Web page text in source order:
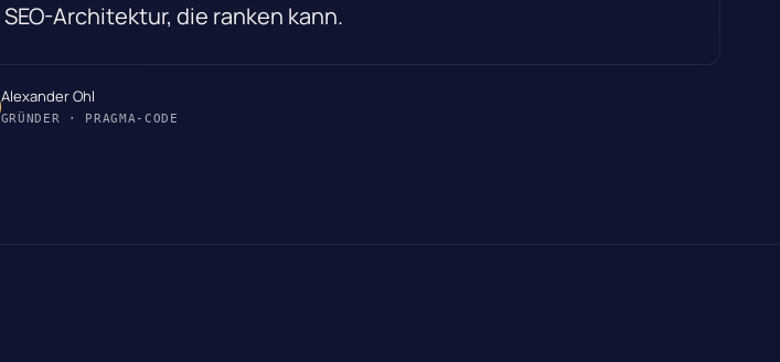
SEO-Architektur, die ranken kann.
Alexander Ohl
GRÜNDER · PRAGMA-CODE